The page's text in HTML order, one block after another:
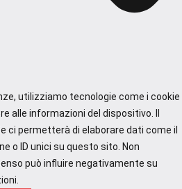
utilizziamo tecnologie come i cookie
alle informazioni del dispositivo. Il
ci permetterà di elaborare dati come il
o ID unici su questo sito. Non
può influire negativamente su